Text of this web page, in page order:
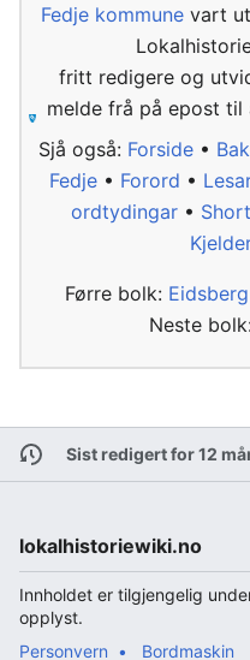
Fedje kommunevart
fritt redigere og
melde frå på epost til
Sjå også: Forside •
Fedje • Forord •
ordtydingar •
Førre bolk:
Neste
Sist redigert for 12
lokalhistoriewiki.no
Innholdet er tilgjengelig
opplyst.
Personvern
Bordmaskin